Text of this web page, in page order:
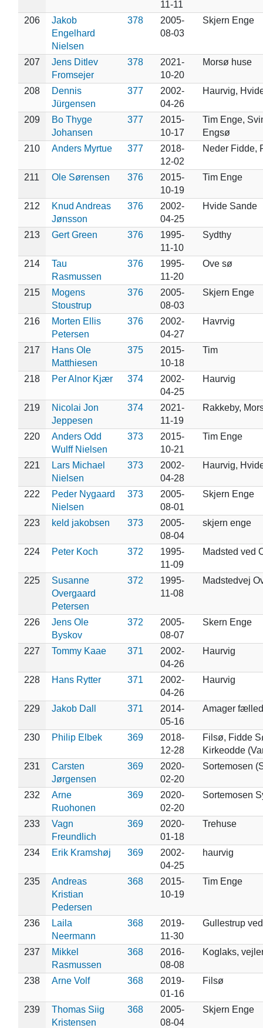
11-11
206
Jakob
Engelhard
Nielsen
378
2005-
08-03
Skjern Enge
207
Jens Ditlev
Fromsejer
378
2021-
10-20
Morsø huse
208
Dennis
Jürgensen
377
2002-
04-26
Haurvig,
209
Bo Thyge
Johansen
377
2015-
10-17
Tim Enge,
Engsø
210
Anders Myrtue 377
2018-
12-02
Neder Fidde,
211 Ole Sørensen 376
2015-
10-19
Tim Enge
212
Knud Andreas
Jønsson
376
2002-
04-25
Hvide Sande
213 Gert Green 376
1995-
11-10
Sydthy
214
Tau
Rasmussen
376
1995-
11-20
Ove sø
215
Mogens
Stoustrup
376
2005-
08-03
Skjern Enge
216
Morten Ellis
Petersen
376
2002-
04-27
Havrvig
217
Hans Ole
Matthiesen
375
2015-
10-18
Tim
218 Per Alnor Kjær 374
2002-
04-25
Haurvig
219
Nicolai Jon
Jeppesen
374
2021-
11-19
Rakkeby,
220
Anders Odd
Wulff Nielsen
373
2015-
10-21
Tim Enge
221
Lars Michael
Nielsen
373
2002-
04-28
Haurvig,
222
Peder Nygaard
Nielsen
373
2005-
08-01
Skjern Enge
223 keld jakobsen 373
2005-
08-04
skjern enge
224 Peter Koch 372
1995-
11-09
Madsted ved
225
Susanne
Overgaard
Petersen
372
1995-
11-08
Madstedvej
226
Jens Ole
Byskov
372
2005-
08-07
Skern Enge
227 Tommy Kaae 371
2002-
04-26
Haurvig
228 Hans Rytter 371
2002-
04-26
Haurvig
229 Jakob Dall 371
2014-
05-16
Amager fælled
230 Philip Elbek 369
2018-
12-28
Filsø, Fidde
Kirkeodde
231
Carsten
Jørgensen
369
2020-
02-20
Sortemosen
232
Arne
Ruohonen
369
2020-
02-20
Sortemosen
233
Vagn
Freundlich
369
2020-
01-18
Trehuse
234 Erik Kramshøj 369
2002-
04-25
haurvig
235
Andreas
Kristian
Pedersen
368
2015-
10-19
Tim Enge
236
Laila
Neermann
368
2019-
11-30
Gullestrup
237
Mikkel
Rasmussen
368
2016-
08-08
Koglaks,
238 Arne Volf 368
2019-
01-16
Filsø
239
Thomas Siig
Kristensen
368
2005-
08-04
Skjern Enge